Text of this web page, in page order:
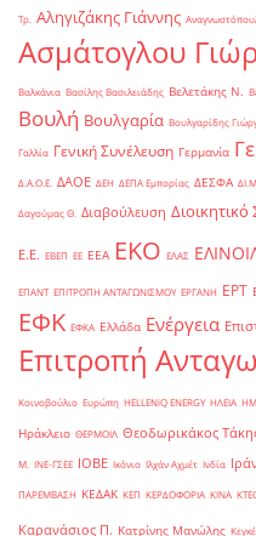
Τρ. Αληγιζάκης Γιάννης
Ασμάτογλου
Βαλκάνια Βασίλης Βασιλειάδης Βελετάκης Ν.
Βουλή Βουλγαρία Βουλγαρίδης
Γαλλία Γενική Συνέλευση Γερμανία
Δ.Α.Ο.Ε. ΔΑΟΕ ΔΕΗ ΔΕΠΑ Εμπορίας ΔΕΣΦΑ
Δαγούμας Θ. Διαβούλευση
Ε.Ε. ΕΒΕΠ ΕΕ ΕΕΑ ΕΚΟ ΕΛΑΣ
ΕΠΑΝΤ ΕΠΙΤΡΟΠΗ ΑΝΤΑΓΩΝΙΣΜΟΥ ΕΡΓΑΝΗ ΕΡΤ
ΕΦΚ ΕΦΚΑ Ελλάδα Ενέργεια
Επιτροπή
Κοινοβούλιο Ευρώπη ΗELLENiQ ENERGY ΗΛΕΙΑ
Ηράκλειο ΘΕΡΜΟΙΛ Θεοδωρικάκος
Μ. ΙΝΕ-ΓΣΕΕ ΙΟΒΕ Ικόνιο Ιλχάν Αχμέτ Ινδία
ΠΑΡΕΜΒΑΣΗ ΚΕΔΑΚ ΚΕΠ ΚΕΡΔΟΦΟΡΙΑ ΚΙΝΑ
Καρανάσιος Π. Κατρίνης Μανώλης